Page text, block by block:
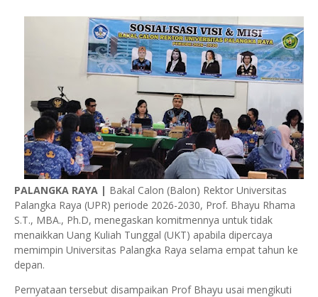
PALANGKA RAYA | Bakal Calon (Balon) Rektor Universitas
Palangka Raya (UPR) periode 2026-2030, Prof. Bhayu Rhama
S.T., MBA., Ph.D, menegaskan komitmennya untuk tidak
menaikkan Uang Kuliah Tunggal (UKT) apabila dipercaya
memimpin Universitas Palangka Raya selama empat tahun ke
depan.
Pernyataan tersebut disampaikan Prof Bhayu usai mengikuti